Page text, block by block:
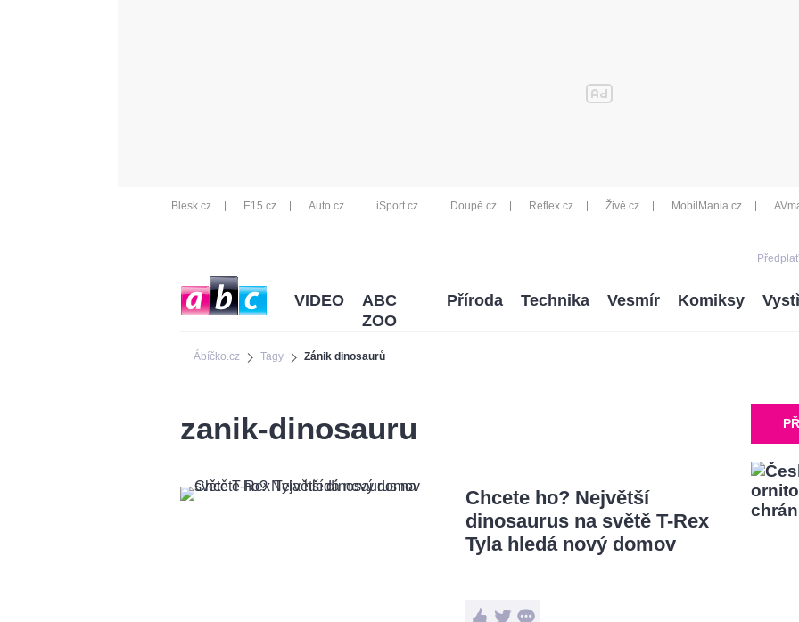
Blesk.cz E15.cz Auto.cz iSport.cz Doupě.cz Reflex.cz Živě.cz MobilMania.cz
Ábíčko.cz Tagy Zánik dinosaurů
VIDEO
ABC
ZOO
Příroda Technika Vesmír Komiksy
zanik-dinosauru
Chcete ho? Největší
dinosaurus na světě T-Rex
Tyla hledá nový domov